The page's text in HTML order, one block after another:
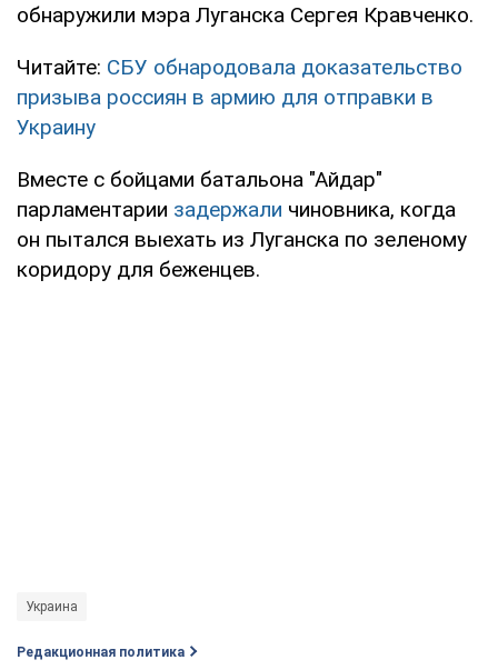
обнаружили мэра Луганска Сергея Кравченко.
Читайте: СБУ обнародовала доказательство
призыва россиян в армию для отправки в
Украину
Вместе с бойцами батальона "Айдар"
парламентарии задержали чиновника, когда
он пытался выехать из Луганска по зеленому
коридору для беженцев.
Украина
Редакционная политика